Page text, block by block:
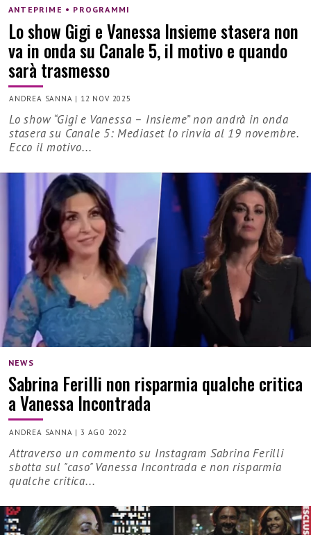
ANTEPRIME • PROGRAMMI
Lo show Gigi e Vanessa Insieme stasera non
va in onda su Canale 5, il motivo e quando
sarà trasmesso
ANDREA SANNA | 12 NOV 2025
Lo show “Gigi e Vanessa – Insieme” non andrà in onda
stasera su Canale 5: Mediaset lo rinvia al 19 novembre.
Ecco il motivo...
NEWS
Sabrina Ferilli non risparmia qualche critica
a Vanessa Incontrada
ANDREA SANNA |3 AGO 2022
Attraverso un commento su Instagram Sabrina Ferilli
sbotta sul "caso" Vanessa Incontrada e non risparmia
qualche critica...